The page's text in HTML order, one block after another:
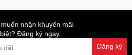
muốn nhận khuyến mãi
Đăng ký ngay.
Đăng ký